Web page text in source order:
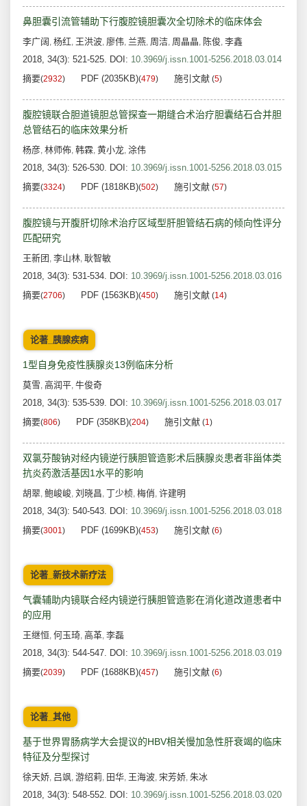
鼻胆囊引流管辅助下行腹腔镜胆囊次全切除术的临床体会
李广阔 , 杨红, 王洪波, 廖伟, 兰燕, 周洁, 周晶晶, 陈俊, 李鑫
2018, 34(3): 521-525. DOI: 10.3969/j.issn.1001-5256.2018.03.014
摘要(2932) PDF (2035KB)(479) 施引文献 (5)
腹腔镜联合胆道镜胆总管探查一期缝合术治疗胆囊结石合并胆
总管结石的临床效果分析
杨彦, 林师佈, 韩霖, 黄小龙, 涂伟
2018, 34(3): 526-530. DOI: 10.3969/j.issn.1001-5256.2018.03.015
摘要(3324) PDF (1818KB)(502) 施引文献 (57)
腹腔镜与开腹肝切除术治疗区域型肝胆管结石病的倾向性评分
匹配研究
王新团 , 李山林, 耿智敏
2018, 34(3): 531-534. DOI: 10.3969/j.issn.1001-5256.2018.03.016
摘要(2706) PDF (1563KB)(450) 施引文献 (14)
论著_胰腺疾病
1型自身免疫性胰腺炎13例临床分析
莫雪, 高润平, 牛俊奇
2018, 34(3): 535-539. DOI: 10.3969/j.issn.1001-5256.2018.03.017
摘要(806) PDF (358KB)(204) 施引文献 (1)
双氯芬酸钠对经内镜逆行胰胆管造影术后胰腺炎患者非甾体类
抗炎药激活基因1水平的影响
胡翠, 鲍峻峻, 刘晓昌, 丁少桢, 梅俏, 许建明
2018, 34(3): 540-543. DOI: 10.3969/j.issn.1001-5256.2018.03.018
摘要(3001) PDF (1699KB)(453) 施引文献 (6)
论著_新技术新疗法
气囊辅助内镜联合经内镜逆行胰胆管造影在消化道改道患者中
的应用
王继恒, 何玉琦, 高革, 李磊
2018, 34(3): 544-547. DOI: 10.3969/j.issn.1001-5256.2018.03.019
摘要(2039) PDF (1688KB)(457) 施引文献 (6)
论著_其他
基于世界胃肠病学大会提议的HBV相关慢加急性肝衰竭的临床
特征及分型探讨
徐天娇, 吕飒, 游绍莉, 田华, 王海波, 宋芳娇, 朱冰
2018, 34(3): 548-552. DOI: 10.3969/j.issn.1001-5256.2018.03.020